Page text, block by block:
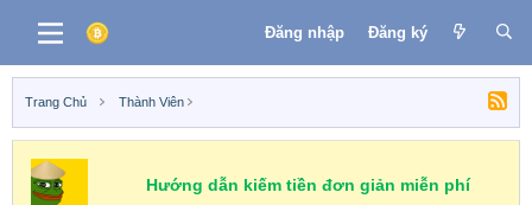
Đăng nhập Đăng ký
Trang Chủ Thành Viên
Hướng dẫn kiếm tiền đơn giản miễn phí